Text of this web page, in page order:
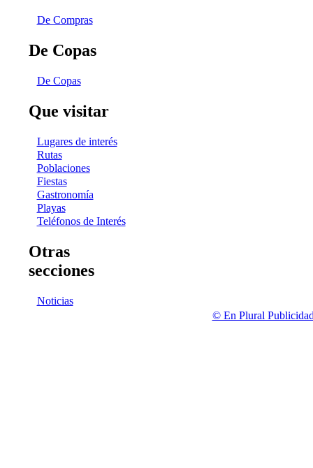
De Compras
De Copas
De Copas
Que visitar
Lugares de interés
Rutas
Poblaciones
Fiestas
Gastronomía
Playas
Teléfonos de Interés
Otras
secciones
Noticias
© En Plural